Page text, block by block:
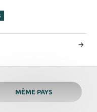
MÊME PAYS